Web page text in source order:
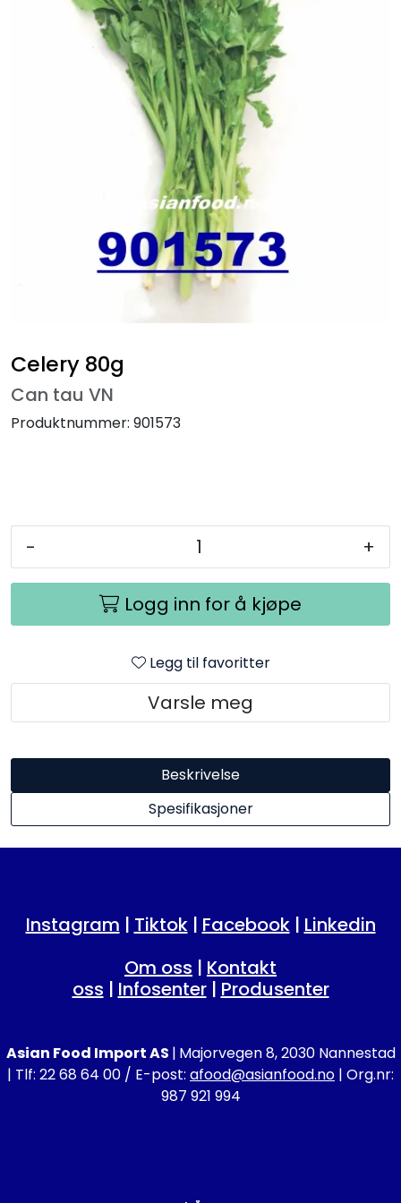
Celery 80g
Can tau VN
Produktnummer: 901573
- +
Logg inn for å kjøpe
Legg til favoritter
Varsle meg
Beskrivelse
Spesifikasjoner
Instagram | Tiktok| Facebook| Linkedin
Om oss | Kontakt
oss | Infosenter| Produsenter
Asian Food Import AS | Majorvegen 8, 2030 Nannestad
| Tlf: 22 68 64 00 / E-post: afood@asianfood.no | Org.nr:
987 921 994